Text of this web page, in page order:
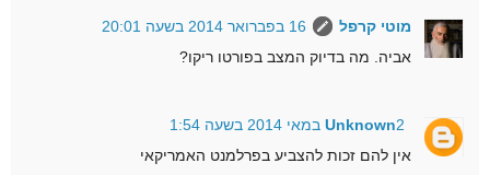
מוטי קרפל
16 בפברואר 2014 בשעה 20:01
אביה. מה בדיוק המצב בפורטו ריקו?
Unknown2 במאי 2014 בשעה 1:54
אין להם זכות להצביע בפרלמנט האמריקאי